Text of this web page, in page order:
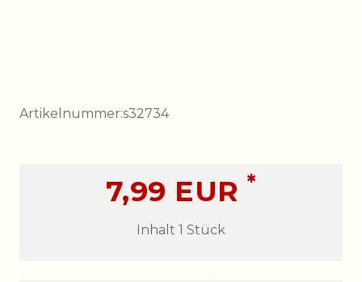
Artikelnummer:s32734
7,99 EUR *
Inhalt 1 Stück